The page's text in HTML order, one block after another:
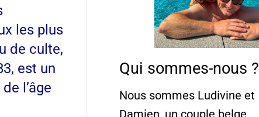
les plus
de culte,
est un
l’âge
Qui sommes-nous ?
Nous sommes Ludivine et